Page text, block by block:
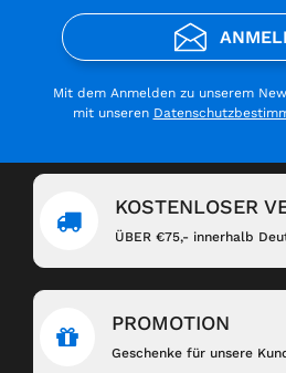
Mit dem Anmelden zu unserem
mit unseren
KOSTENLOSER
ÜBER €75,- innerhalb
PROMOTION
Geschenke für unsere